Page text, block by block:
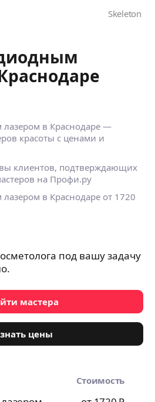
в Краснодаре —
красоты с ценами и
клиентов, подтверждающих
на Профи.ру
в Краснодаре от 1720
под вашу задачу
мастера
цены
Стоимость